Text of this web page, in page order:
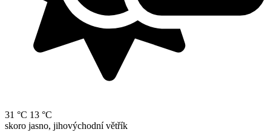
31 °C 13 °C
skoro jasno, jihovýchodní větřík